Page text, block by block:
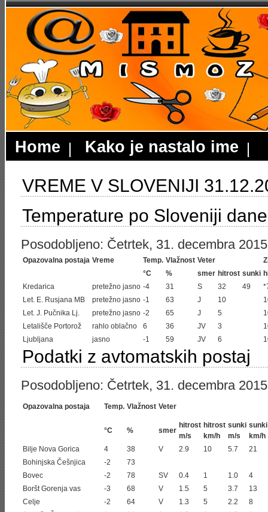
Home Kako je nastalo ime
VREME V SLOVENIJI
Temperature po Sloveniji
Posodobljeno: Četrtek, 31. decembra
Opazovalna postaja Vreme Temp. Vlažnost Veter
°C
% smer hitrost sunki
Kredarica
pretežno jasno -4 31 S 32 49
Let. E. Rusjana MB
pretežno jasno -1 63 J 10
Let. J. Pučnika Lj.
pretežno jasno -2 65 J 5
Letališče Portorož
rahlo oblačno 6 36 JV 3
Ljubljana
jasno -1 59 JV 6
Podatki z avtomatskih postaj
Posodobljeno: Četrtek, 31. decembra
Opazovalna postaja Temp. Vlažnost Veter
°C % smer
hitrost
m/s
hitrost
km/h
sunki
m/s
sunki
km/h
Bilje Nova Gorica
4 38 V 2.9 10 5.7
21
Bohinjska Češnjica
-2
73
Bovec
-2 78 SV 0.4 1 1.0
4
Boršt Gorenja vas
-3 68 V 1.5 5 3.7
13
Celje
-2 64 V 1.3 5 2.2
8